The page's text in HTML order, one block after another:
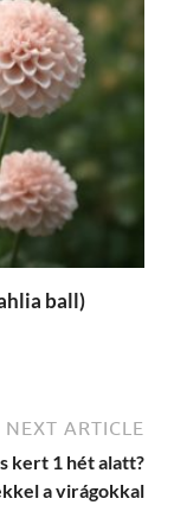
ball)
NEXT ARTICLE
kert 1 hét alatt?
a virágokkal